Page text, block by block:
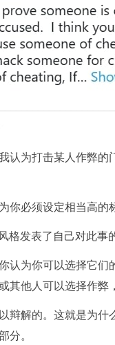
认为打击某人作弊
你必须设定相当高的
格发表了自己对此事
认为你可以选择它
其他人可以选择作
辩解的。这就是为什
分。